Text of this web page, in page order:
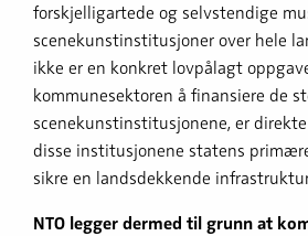
forskjelligartede og selvstendige
scenekunstinstitusjoner over hele
ikke er en konkret lovpålagt
kommunesektoren å finansiere de
scenekunstinstitusjonene, er
disse institusjonene statens
sikre en landsdekkende
NTO legger dermed til grunn at